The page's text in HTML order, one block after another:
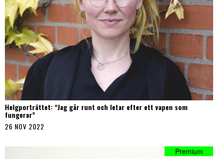
Helgporträttet: “Jag går runt och letar efter ett vapen som
fungerar”
26 NOV 2022